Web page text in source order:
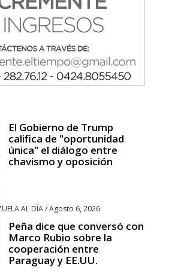
El Gobierno de Trump
califica de "oportunidad
única" el diálogo entre
chavismo y oposición
AL DÍA/Agosto 6, 2026
Peña dice que conversó con
Marco Rubio sobre la
cooperación entre
Paraguay y EE.UU.